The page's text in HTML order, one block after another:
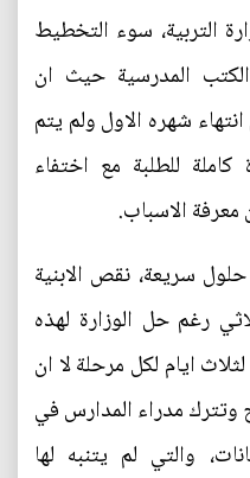
التربية، سوء التخطيط
المدرسية حيث ان
شهره الاول ولم يتم
للطلبة مع اختفاء
الاسباب.
سريعة، نقص الابنية
رغم حل الوزارة لهذه
ايام لكل مرحلة لا ان
مدراء المدارس في
والتي لم يتنبه لها